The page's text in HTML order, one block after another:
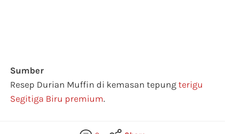
Sumber
Resep Durian Muffin di kemasan tepungterigu
Segitiga Biru premium.